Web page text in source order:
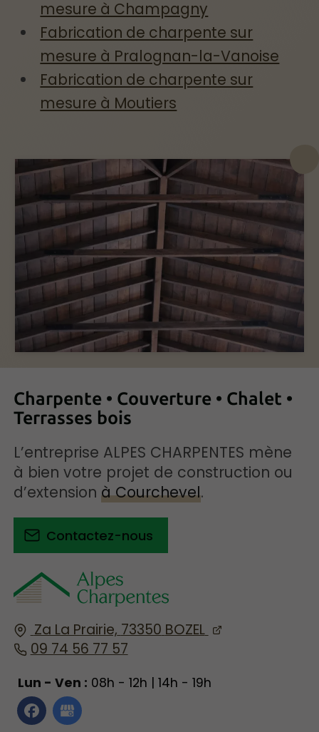
mesure à Champagny
Fabrication de charpente sur
mesure à Pralognan-la-Vanoise
Fabrication de charpente sur
mesure à Moutiers
Za La Prairie, 73350 BOZEL
09 74 56 77 57
Lun - Ven : 08h - 12h | 14h - 19h
Charpente • Couverture • Chalet •
Terrasses bois
L’entreprise ALPES CHARPENTES mène
à bien votre projet de construction ou
d’extensionà Courchevel.
Contactez-nous